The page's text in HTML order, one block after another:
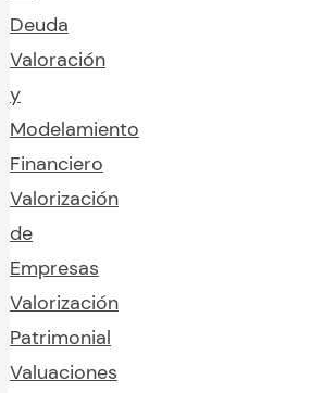
Deuda
Valoración
y
Modelamiento
Financiero
Valorización
de
Empresas
Valorización
Patrimonial
Valuaciones